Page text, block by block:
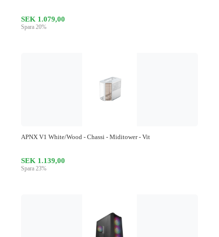
SEK 1.079,00
Spara 20%
APNX V1 White/Wood - Chassi - Miditower - Vit
SEK 1.139,00
Spara 23%